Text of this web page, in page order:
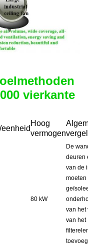
vierkante
Hoog
vermogen
80 kW
De
deuren
van de
moeten
van het
van het